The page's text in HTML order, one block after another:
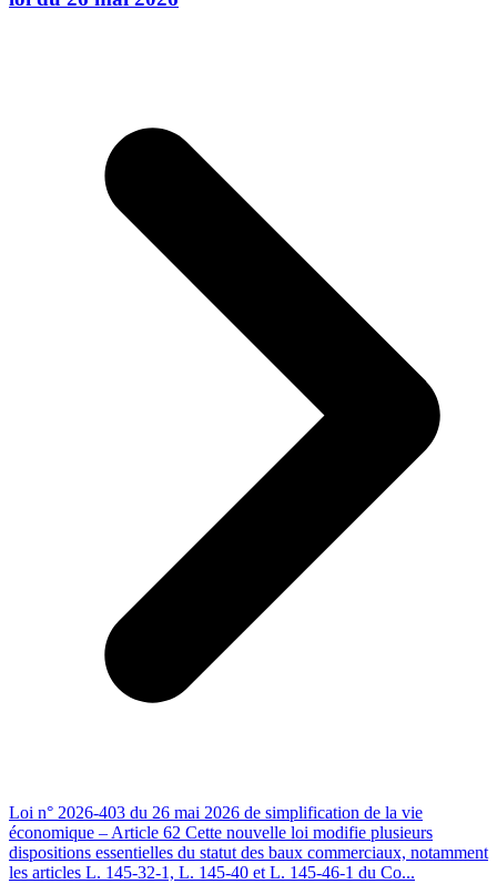
Loi n° 2026-403 du 26 mai 2026 de simplification de la vie
économique – Article 62 Cette nouvelle loi modifie plusieurs
dispositions essentielles du statut des baux commerciaux, notamment
les articles L. 145-32-1, L. 145-40 et L. 145-46-1 du Co...